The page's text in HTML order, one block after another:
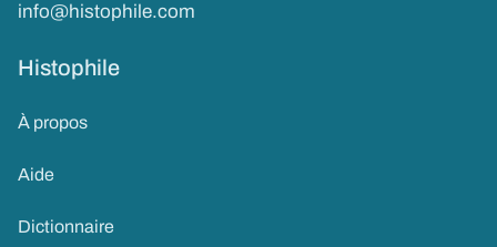
info@histophile.com
Histophile
À propos
Aide
Dictionnaire